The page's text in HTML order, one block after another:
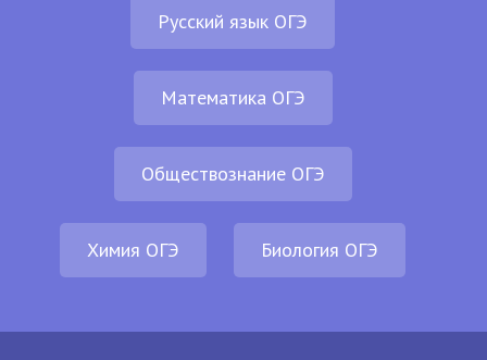
Русский язык ОГЭ
Математика ОГЭ
Обществознание ОГЭ
Химия ОГЭ Биология ОГЭ